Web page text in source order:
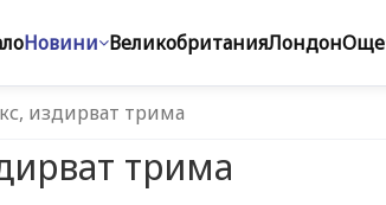
Новини ВеликобританияЛондонОще
издирват трима
трима